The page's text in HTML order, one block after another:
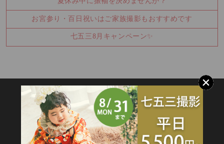
お宮参り・百日祝いはご家族撮影もおすすめです
七五三8月キャンペーン✨
SITEMAP
TOP 新着情報
撮影メニュー
料金・商品
キャンペーン
衣装カタログ